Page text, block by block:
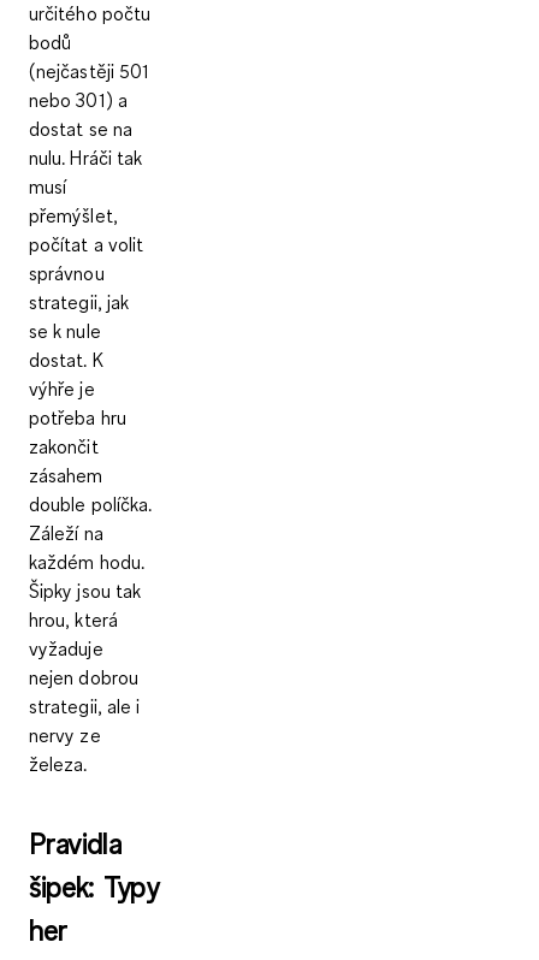
určitého počtu
bodů
(nejčastěji 501
nebo 301) a
dostat se na
nulu. Hráči tak
musí
přemýšlet,
počítat a volit
správnou
strategii, jak
se k nule
dostat. K
výhře je
potřeba hru
zakončit
zásahem
double políčka.
Záleží na
každém hodu.
Šipky jsou tak
hrou, která
vyžaduje
nejen dobrou
strategii, ale i
nervy ze
železa.
Pravidla
šipek: Typy
her